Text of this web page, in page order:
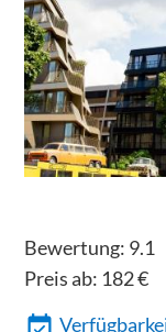
Bewertung: 9.1
Preis ab: 182€